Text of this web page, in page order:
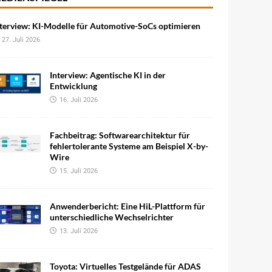
KI-Modelle für Automotive-SoCs optimieren
27. Juli 2026
Interview: Agentische KI in der
Entwicklung
16. Juli 2026
Fachbeitrag: Softwarearchitektur für
fehlertolerante Systeme am Beispiel X-by-
Wire
15. Juli 2026
Anwenderbericht: Eine HiL-Plattform für
unterschiedliche Wechselrichter
13. Juli 2026
Toyota: Virtuelles Testgelände für ADAS